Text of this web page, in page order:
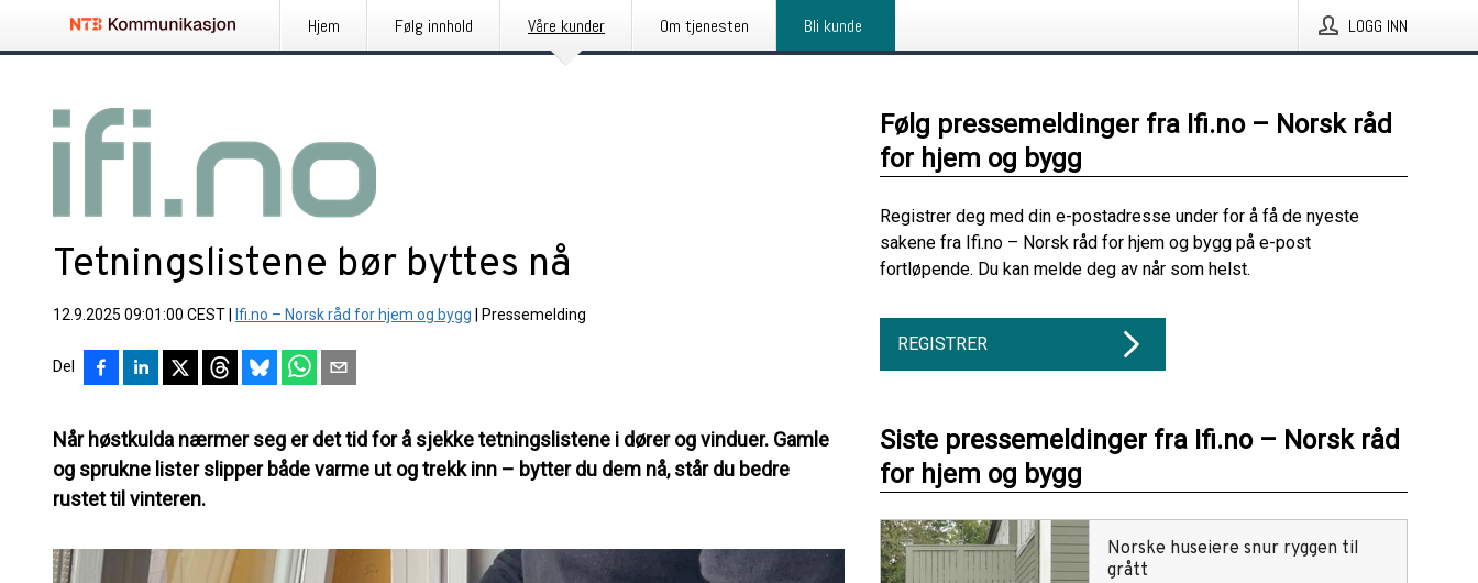
Hjem Følg innhold Våre kunder Om tjenesten Bli kunde LOGG INN
Tetningslistene bør byttes nå
12.9.2025 09:01:00 CEST Ifi.no – Norsk råd for hjem og bygg Pressemelding
Del
Når høstkulda nærmer seg er det tid for å sjekke tetningslistene i dører og vinduer. Gamle
og sprukne lister slipper både varme ut og trekk inn – bytter du dem nå, står du bedre
rustet til vinteren.
Følg pressemeldinger fra Ifi.no – Norsk råd
for hjem og bygg
Registrer deg med din e-postadresse under for å få de nyeste
sakene fra Ifi.no – Norsk råd for hjem og bygg på e-post
fortløpende. Du kan melde deg av når som helst.
REGISTRER
Siste pressemeldinger fra Ifi.no – Norsk råd
for hjem og bygg
Norske huseiere snur ryggen til
grått